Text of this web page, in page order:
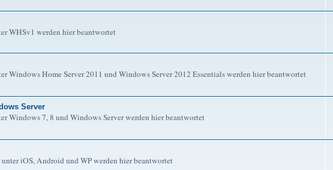
WHSv1 werden hier beantwortet
Windows Home Server 2011 und Windows Server 2012 Essentials werden hier beantwortet
Server
Windows 7, 8 und Windows Server werden hier beantwortet
iOS, Android und WP werden hier beantwortet